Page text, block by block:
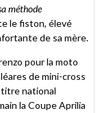
méthode
le fiston, élevé
de sa mère.
pour la moto
de mini-cross
titre national
la Coupe Aprilia